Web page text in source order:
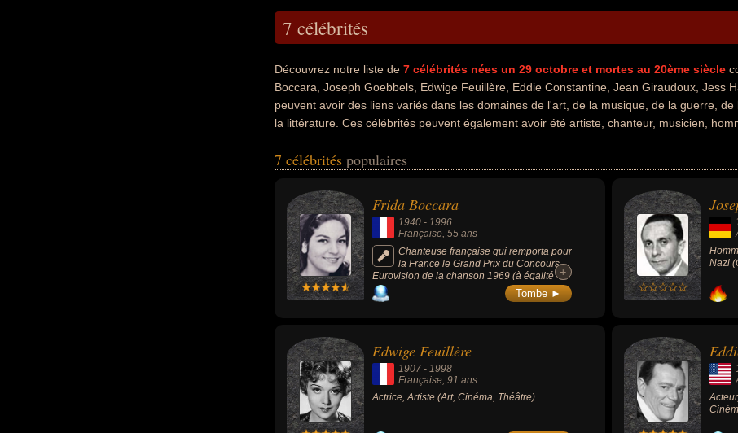
7 célébrités
Découvrez notre liste de 7 célébrités nées un 29 octobre et mortes au 20ème siècle
Boccara, Joseph Goebbels, Edwige Feuillère, Eddie Constantine, Jean Giraudoux, Jess
peuvent avoir des liens variés dans les domaines de l'art, de la musique, de la guerre,
la littérature. Ces célébrités peuvent également avoir été artiste, chanteur, musicien,
ou américain par exemple.
7 célébrités populaires
Frida Boccara
1940 - 1996
Française, 55 ans
Chanteuse française qui remporta pour
la France le Grand Prix du Concours
Eurovision de la chanson 1969 (à égalité
avec 3 concurrentes) avec la chanson « Un
jour, un enfant ». Autres chansons connues :
+
+
Tombe ►
Nazi
Edwige Feuillère
1907 - 1998
Française, 91 ans
Actrice, Artiste (Art, Cinéma, Théâtre).